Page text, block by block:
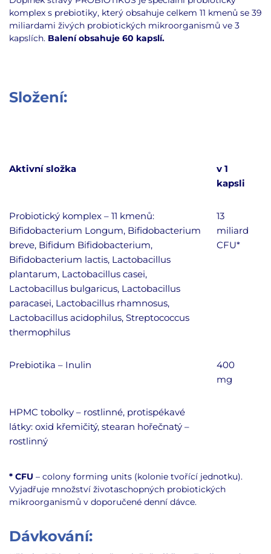
komplex s prebiotiky, který obsahuje celkem 11 kmenů se 39
miliardami živých probiotických mikroorganismů ve 3
kapslích. Balení obsahuje 60 kapslí.
Složení:
Aktivní složka
v 1
kapsli
Probiotický komplex – 11 kmenů:
Bifidobacterium Longum, Bifidobacterium
breve, Bifidum Bifidobacterium,
Bifidobacterium lactis, Lactobacillus
plantarum, Lactobacillus casei,
Lactobacillus bulgaricus, Lactobacillus
paracasei, Lactobacillus rhamnosus,
Lactobacillus acidophilus, Streptococcus
thermophilus
13
miliard
CFU*
Prebiotika – Inulin
400
mg
HPMC tobolky – rostlinné, protispékavé
látky: oxid křemičitý, stearan hořečnatý –
rostlinný
* CFU – colony forming units (kolonie tvořící jednotku).
Vyjadřuje množství životaschopných probiotických
mikroorganismů v doporučené denní dávce.
Dávkování: